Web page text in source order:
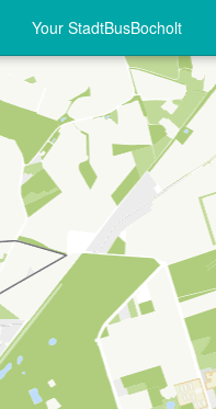
Your StadtBusBocholt